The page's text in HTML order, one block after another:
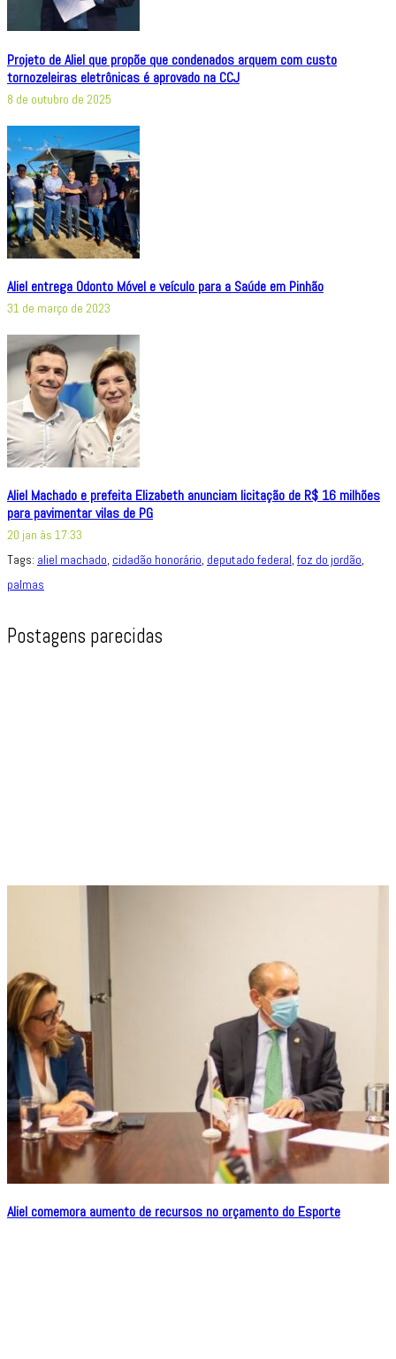
Projeto de Aliel que propõe que condenados arquem com custo
tornozeleiras eletrônicas é aprovado na CCJ
8 de outubro de 2025
Aliel entrega Odonto Móvel e veículo para a Saúde em Pinhão
31 de março de 2023
Aliel Machado e prefeita Elizabeth anunciam licitação de R$ 16 milhões
para pavimentar vilas de PG
20 jan às 17:33
Tags: aliel machado, cidadão honorário, deputado federal,foz do jordão,
palmas
Postagens parecidas
Aliel comemora aumento de recursos no orçamento do Esporte